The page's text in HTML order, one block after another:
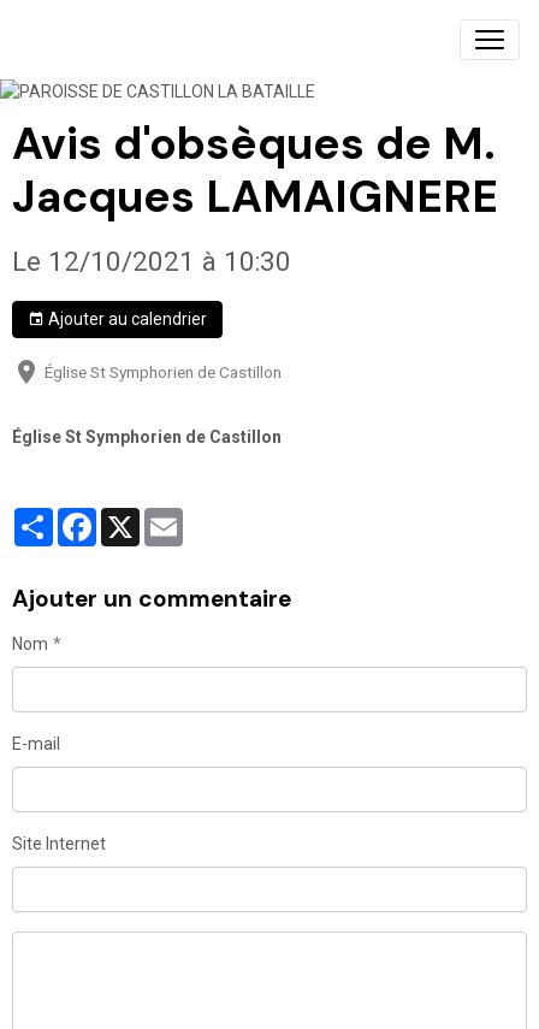
PAROISSE DE CASTILLON LA BATAILLE
Avis d'obsèques de M.
Jacques LAMAIGNERE
Le 12/10/2021 à 10:30
Ajouter au calendrier
Église St Symphorien de Castillon
Église St Symphorien de Castillon
PartagerFacebook
X
Ajouter un commentaire
Nom
E-mail
Site Internet